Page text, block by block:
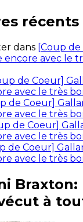
récents
dans [Coup
encore avec le
de Coeur]
avec le très
de Coeur]
avec le très
de Coeur]
avec le très
de Coeur]
avec le très
Braxton:
à